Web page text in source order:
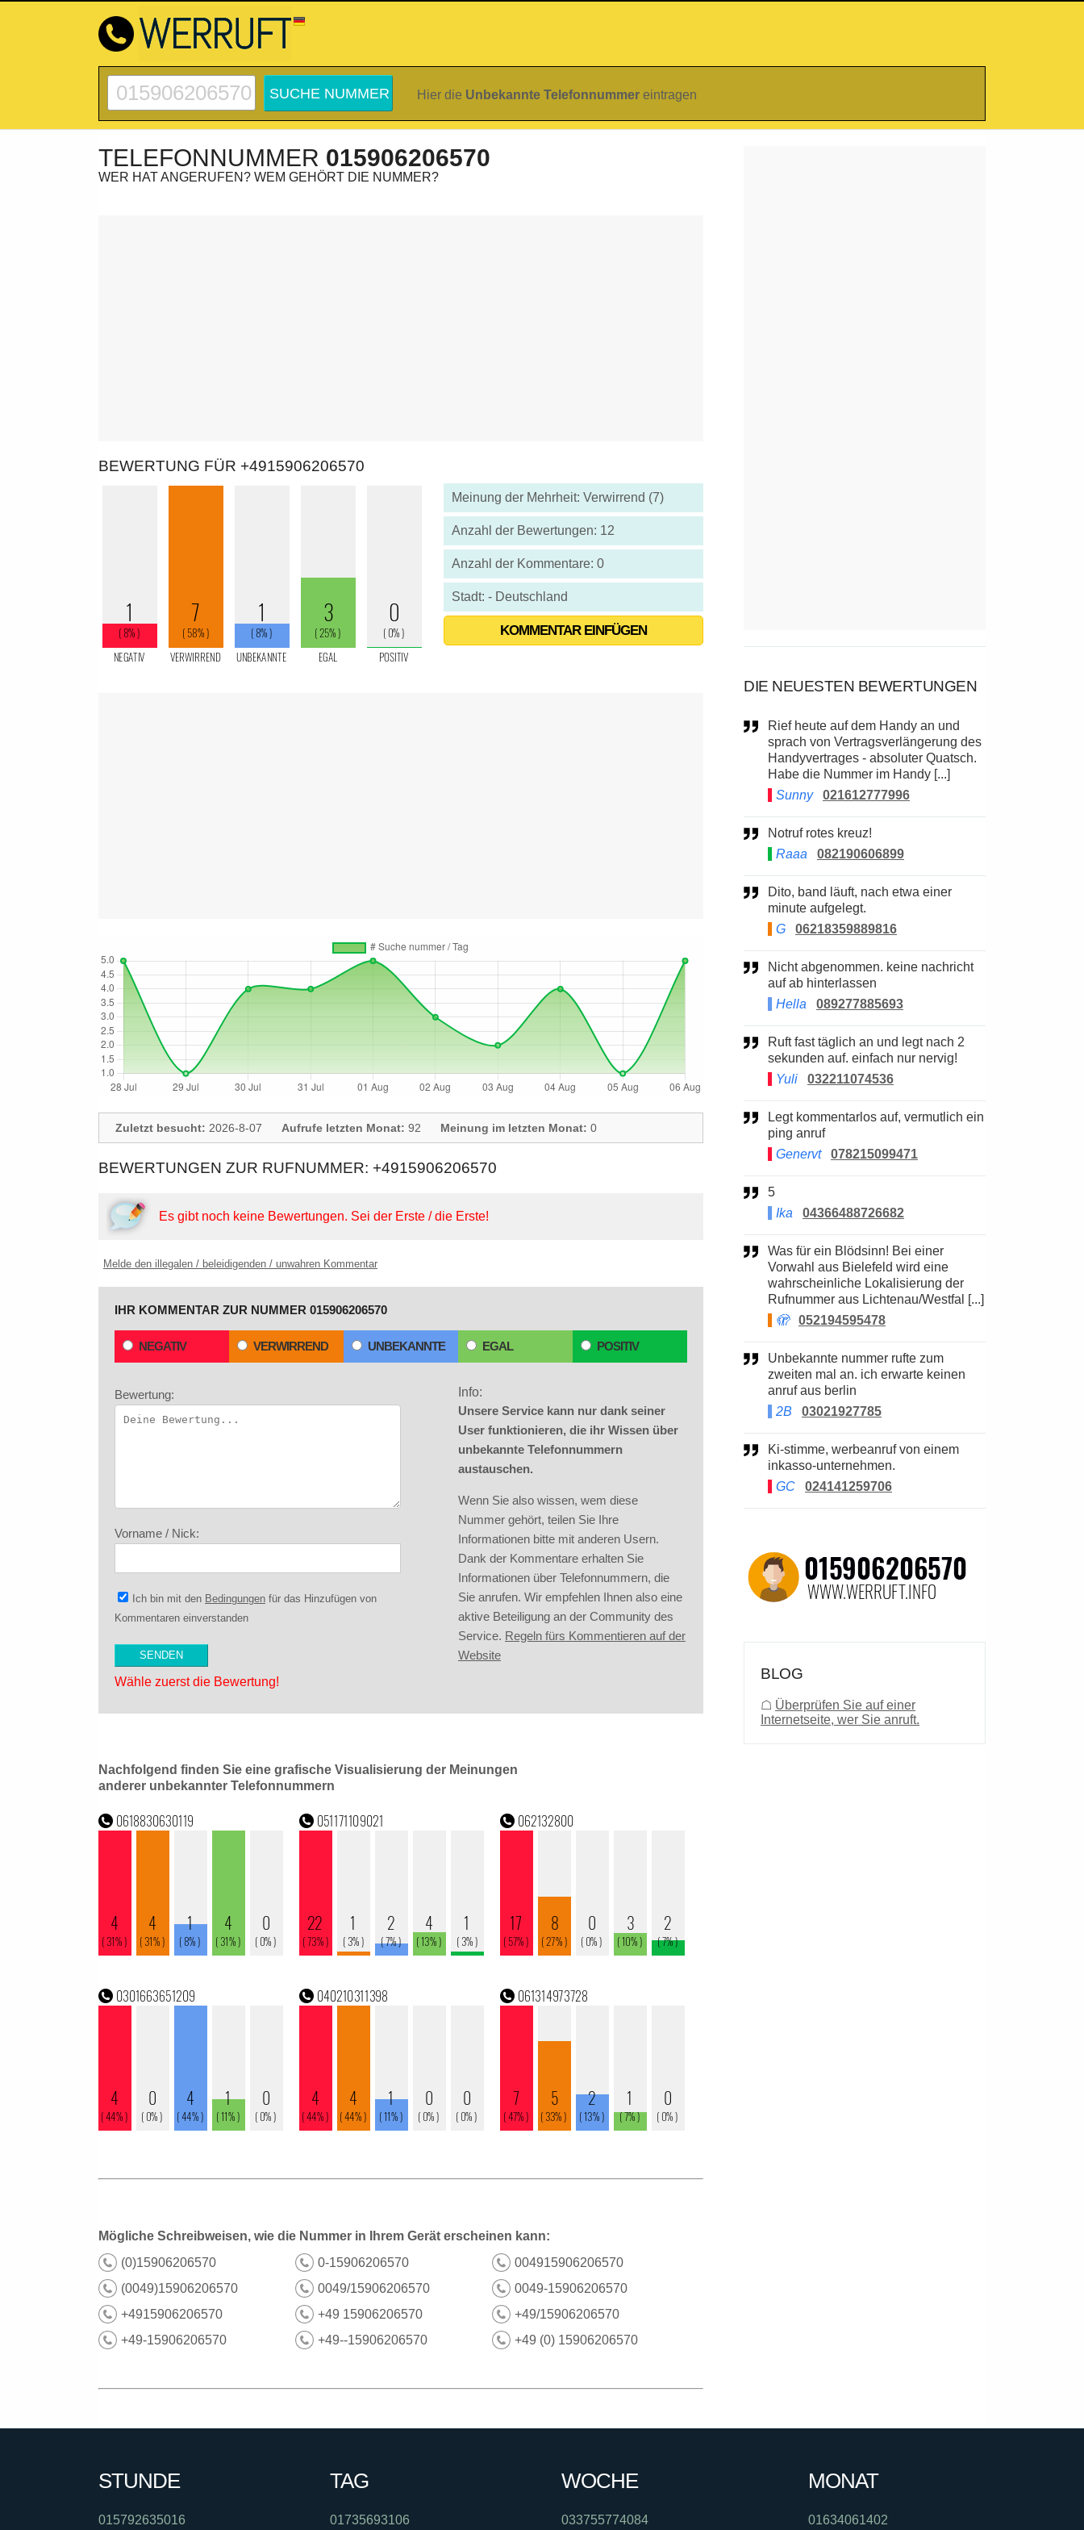
Hier die Unbekannte Telefonnummer eintragen
TELEFONNUMMER 015906206570
WER HAT ANGERUFEN? WEM GEHÖRT DIE NUMMER?
BEWERTUNG FÜR +4915906206570
Meinung der Mehrheit: Verwirrend (7)
Anzahl der Bewertungen: 12
Anzahl der Kommentare: 0
Stadt: - Deutschland
KOMMENTAR EINFÜGEN
Zuletzt besucht: 2026-8-07 Aufrufe letzten Monat: 92 Meinung im letzten Monat: 0
BEWERTUNGEN ZUR RUFNUMMER: +4915906206570
Es gibt noch keine Bewertungen. Sei der Erste / die Erste!
Melde den illegalen / beleidigenden / unwahren Kommentar
IHR KOMMENTAR ZUR NUMMER 015906206570
NEGATIV VERWIRREND UNBEKANNTE EGAL POSITIV
Bewertung:
Vorname / Nick:
Ich bin mit den Bedingungen für das Hinzufügen von
Kommentaren einverstanden
Wähle zuerst die Bewertung!
Info:
Unsere Service kann nur dank seiner
User funktionieren, die ihr Wissen über
unbekannte Telefonnummern
austauschen.
Wenn Sie also wissen, wem diese
Nummer gehört, teilen Sie Ihre
Informationen bitte mit anderen Usern.
Dank der Kommentare erhalten Sie
Informationen über Telefonnummern, die
Sie anrufen. Wir empfehlen Ihnen also eine
aktive Beteiligung an der Community des
Service. Regeln fürs Kommentieren auf der
Website
Nachfolgend finden Sie eine grafische Visualisierung der Meinungen
anderer unbekannter Telefonnummern
Mögliche Schreibweisen, wie die Nummer in Ihrem Gerät erscheinen kann:
(0)15906206570
0-15906206570
004915906206570
(0049)15906206570
0049/15906206570
0049-15906206570
+4915906206570
+49 15906206570
+49/15906206570
+49-15906206570
+49--15906206570 +49 (0) 15906206570
DIE NEUESTEN BEWERTUNGEN
Rief heute auf dem Handy an und
sprach von Vertragsverlängerung des
Handyvertrages - absoluter Quatsch.
Habe die Nummer im Handy [...]
Sunny
021612777996
Notruf rotes kreuz!
Raaa
082190606899
Dito, band läuft, nach etwa einer
minute aufgelegt.
G
06218359889816
Nicht abgenommen. keine nachricht
auf ab hinterlassen
Hella
089277885693
Ruft fast täglich an und legt nach 2
sekunden auf. einfach nur nervig!
Yuli
032211074536
Legt kommentarlos auf, vermutlich ein
ping anruf
Genervt
078215099471
5
Ika
04366488726682
Was für ein Blödsinn! Bei einer
Vorwahl aus Bielefeld wird eine
wahrscheinliche Lokalisierung der
Rufnummer aus Lichtenau/Westfal [...]
🫣
052194595478
Unbekannte nummer rufte zum
zweiten mal an. ich erwarte keinen
anruf aus berlin
2B
03021927785
Ki-stimme, werbeanruf von einem
inkasso-unternehmen.
GC
024141259706
BLOG
☖ Überprüfen Sie auf einer
Internetseite, wer Sie anruft.
STUNDE
015792635016
TAG
01735693106
WOCHE
033755774084
MONAT
01634061402